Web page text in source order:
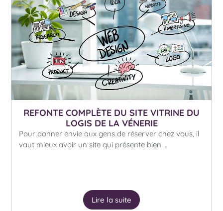
REFONTE COMPLÈTE DU SITE VITRINE DU
LOGIS DE LA VÉNERIE
Pour donner envie aux gens de réserver chez vous, il
vaut mieux avoir un site qui présente bien …
Lire la suite